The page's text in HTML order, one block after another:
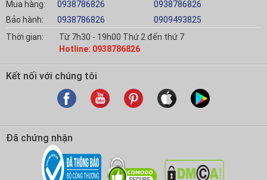
Mua hàng:
Bảo hành:
0938786826
0938786826
0938786826
0909493825
Thời gian:
Từ 7h30 - 19h00 Thứ 2 đến thứ 7
Hotline: 0938786826
Kết nối với chúng tôi
Đã chứng nhận